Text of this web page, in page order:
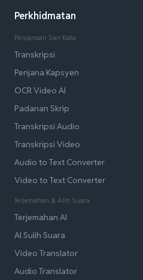
Perkhidmatan
Penjanaan Sari Kata
Transkripsi
Penjana Kapsyen
OCR Video AI
Padanan Skrip
Transkripsi Audio
Transkripsi Video
Audio to Text Converter
Video to Text Converter
Terjemahan & Alih Suara
Terjemahan AI
AI Sulih Suara
Video Translator
Audio Translator